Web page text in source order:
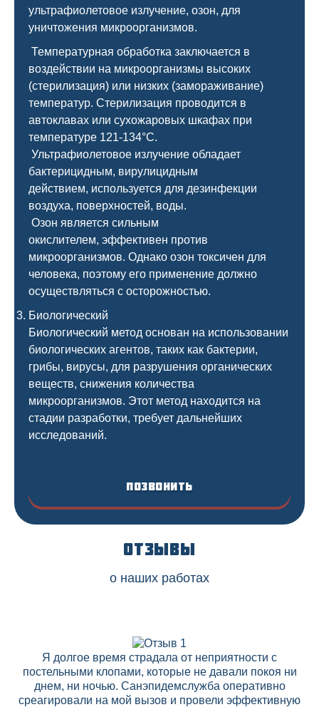
Отзывы
о наших работах
Я долгое время страдала от неприятности с
постельными клопами, которые не давали покоя ни
днем, ни ночью. Санэпидемслужба оперативно
среагировали на мой вызов и провели эффективную
ультрафиолетовое излучение, озон, для
уничтожения микроорганизмов.
Температурная обработка заключается в
воздействии на микроорганизмы высоких
(стерилизация) или низких (замораживание)
температур. Стерилизация проводится в
автоклавах или сухожаровых шкафах при
температуре 121-134°C.
Ультрафиолетовое излучение обладает
бактерицидным, вирулицидным
действием, используется для дезинфекции
воздуха, поверхностей, воды.
Озон является сильным
окислителем, эффективен против
микроорганизмов. Однако озон токсичен для
человека, поэтому его применение должно
осуществляться с осторожностью.
Биологический
Биологический метод основан на использовании
биологических агентов, таких как бактерии,
грибы, вирусы, для разрушения органических
веществ, снижения количества
микроорганизмов. Этот метод находится на
стадии разработки, требует дальнейших
исследований.
Позвонить